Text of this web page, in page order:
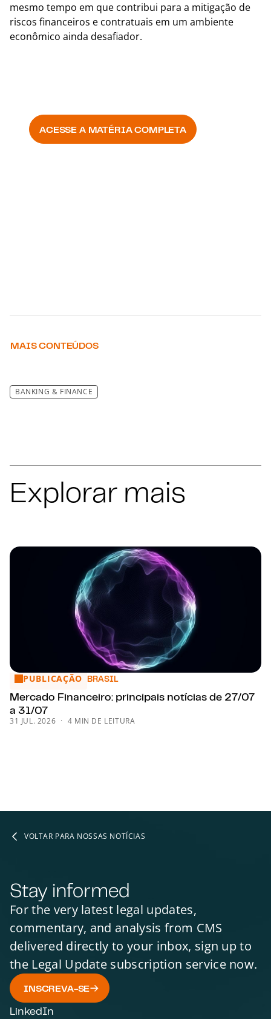
mesmo tempo em que contribui para a mitigação de
riscos financeiros e contratuais em um ambiente
econômico ainda desafiador.
ACESSE A MATÉRIA COMPLETA
MAIS CONTEÚDOS
BANKING & FINANCE
Explorar mais
Mercado Financeiro: principais notícias de 27/07 a 31/07
PUBLICAÇÃO BRASIL
Mercado Financeiro: principais notícias de 27/07
a 31/07
31 JUL. 2026 4 MIN DE LEITURA
VOLTAR PARA NOSSAS NOTÍCIAS
Stay informed
For the very latest legal updates,
commentary, and analysis from CMS
delivered directly to your inbox, sign up to
the Legal Update subscription service now.
INSCREVA-SE
LinkedIn